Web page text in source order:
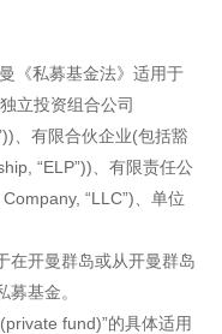
《私募基金法》适用于
立投资组合公司
、有限合伙企业(包括豁
“ELP”))、有限责任公
“LLC”)、单位
在开曼群岛或从开曼群岛
基金。
fund)”的具体适用